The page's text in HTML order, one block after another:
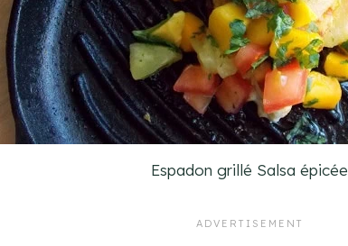
Espadon grillé Salsa épicée